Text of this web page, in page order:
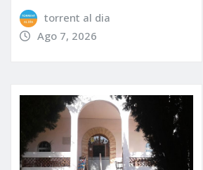
torrent al dia
Ago 7, 2026